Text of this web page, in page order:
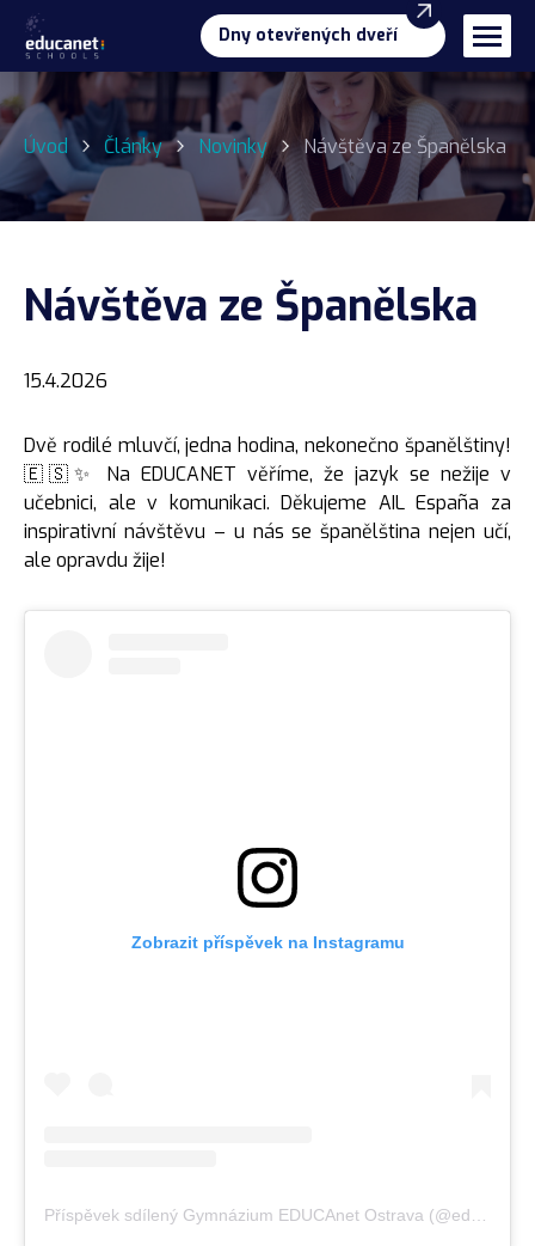
Naše programy
Gymnázium
Business & management
O škole
Proč EDUCAnet?
Pro žáky a rodiče
Tým školy
Školní jídelna
Pro uchazeče
Příprava na přijímací zkoušky
Školné
Dny otevřených dveří
Dny otevřených dveří
Úvod Články Novinky Návštěva ze Španělska
Návštěva ze Španělska
15.4.2026
Dvě rodilé mluvčí, jedna hodina, nekonečno španělštiny!
🇪🇸✨ Na EDUCANET věříme, že jazyk se nežije v
učebnici, ale v komunikaci. Děkujeme AIL España za
inspirativní návštěvu – u nás se španělština nejen učí,
ale opravdu žije!
Zobrazit příspěvek na Instagramu